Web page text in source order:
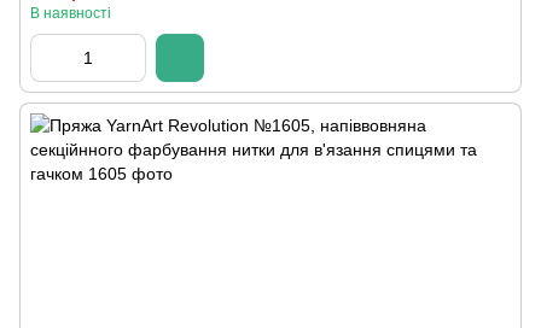
В наявності